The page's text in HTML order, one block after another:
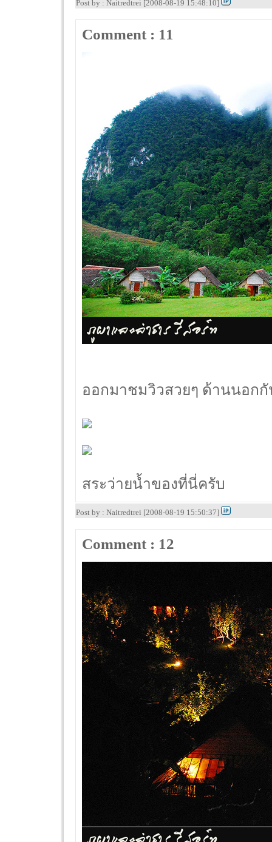
Post by : Naitredtrei [2008-08-19 15:48:10]
Comment : 11
ออกมาชมวิวสวยๆ ด้านนอก
สระว่ายน้ำของที่นี่ครับ
Post by : Naitredtrei [2008-08-19 15:50:37]
Comment : 12